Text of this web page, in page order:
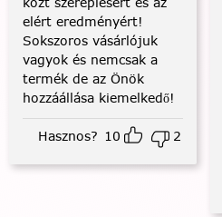
elért eredményért!
Sokszoros vásárlójuk
vagyok és nemcsak a
termék de az Önök
hozzáállása kiemelkedő!
Hasznos? 10 2